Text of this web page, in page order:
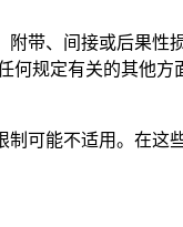
带、间接或后果
规定有关的其他
可能不适用。在这